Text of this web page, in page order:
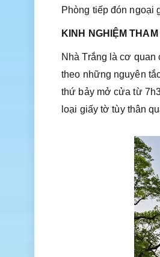
Phòng tiếp đón ngoại
KINH NGHIỆM
Nhà Trắng là cơ quan
theo những nguyên
thứ bảy mở cửa từ
loại giấy tờ tùy thân